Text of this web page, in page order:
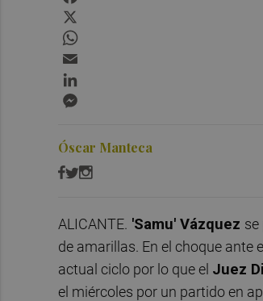
Óscar Manteca
ALICANTE. 'Samu' Vázquez se
de amarillas. En el choque ante
actual ciclo por lo que el Juez
el miércoles por un partido en